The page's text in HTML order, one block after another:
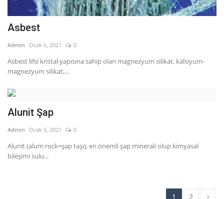
Asbest
Admin Ocak 6, 2021 0
Asbest lifsi kristal yapısına sahip olan magnezyum silikat, kalsiyum-
magnezyum silikat,...
Alunit Şap
Admin Ocak 5, 2021 0
Alunit (alum rock=şap taşı), en önemli şap minerali olup kimyasal
bileşimi sulu...
1 2 ›